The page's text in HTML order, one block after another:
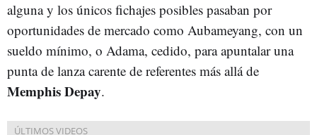
alguna y los únicos fichajes posibles pasaban por
oportunidades de mercado como Aubameyang, con un
sueldo mínimo, o Adama, cedido, para apuntalar una
punta de lanza carente de referentes más allá de
Memphis Depay.